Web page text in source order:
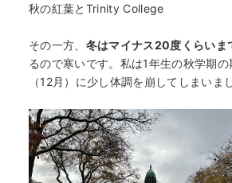
秋の紅葉とTrinity College
その一方、 冬はマイナス20度くらいま
るので寒いです。私は1年生の秋学期
（12月）に少し体調を崩してしまいま